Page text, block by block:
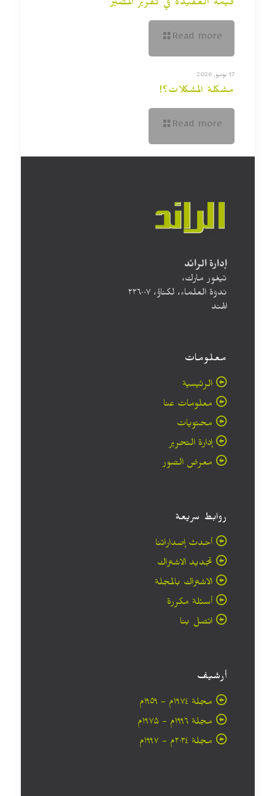
قيمة العقيدة في تقرير المصير
Read more
17 يونيو, 2026
مشكلة المشكلات؟!
Read more
إدارة الرائد
تيغور مارك،
ندوة العلماء، لكناؤ، ۲۲٦۰۰۷
الهند
معلومات
الرئيسية
معلومات عنا
محتويات
إدارة التحرير
معرض الصور
روابط سريعة
أحدث إصداراتنا
تجديد الاشتراك
الاشتراك بالمجلة
أسئلة مكررة
اتصل بنا
أرشيف
مجلة ۱۹۷٤م - ١٩٥٩م
مجلة ۱۹۹٦م - ۱۹۷۵م
مجلة ۲۰۲٤م - ۱۹۹۷م